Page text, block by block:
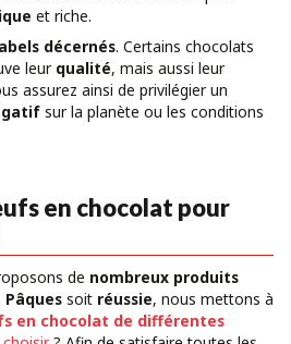
et riche.
décernés. Certains chocolats
leur qualité, mais aussi leur
assurez ainsi de privilégier un
sur la planète ou les conditions
en chocolat pour
de nombreux produits
Pâques soit réussie, nous mettons à
en chocolat de différentes